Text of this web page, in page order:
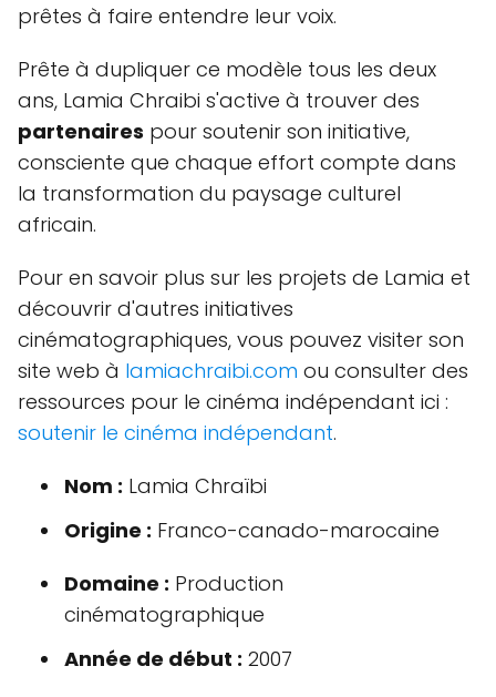
prêtes à faire entendre leur voix.
Prête à dupliquer ce modèle tous les deux
ans, Lamia Chraibi s'active à trouver des
partenaires pour soutenir son initiative,
consciente que chaque effort compte dans
la transformation du paysage culturel
africain.
Pour en savoir plus sur les projets de Lamia et
découvrir d'autres initiatives
cinématographiques, vous pouvez visiter son
site web à lamiachraibi.com ou consulter des
ressources pour le cinéma indépendant ici :
soutenir le cinéma indépendant.
Nom : Lamia Chraïbi
Origine : Franco-canado-marocaine
Domaine : Production
cinématographique
Année de début : 2007